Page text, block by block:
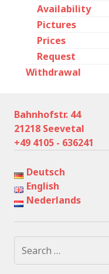
Availability
Pictures
Prices
Request
Withdrawal
Bahnhofstr. 44
21218 Seevetal
+49 4105 - 636241
Deutsch
English
Nederlands
for: